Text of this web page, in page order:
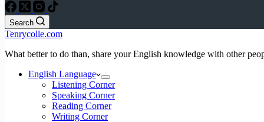
Search
Tenrycolle.com
What better to do than, share your English knowledge with other
English Language
Listening Corner
Speaking Corner
Reading Corner
Writing Corner